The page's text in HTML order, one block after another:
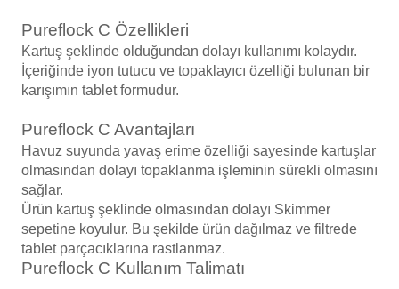
Süper Pool
Tuz
Havuz Robotu Yedek
Dalgıç Pompa
Dezenfeksiyon
Havuz Güvenlik
Pureflock C Özellikleri
Kartuş şeklinde olduğundan dolayı kullanımı kolaydır.
İçeriğinde iyon tutucu ve topaklayıcı özelliği bulunan bir
karışımın tablet formudur.
Pureflock C Avantajları
Havuz suyunda yavaş erime özelliği sayesinde kartuşlar
olmasından dolayı topaklanma işleminin sürekli olmasını
sağlar.
Ürün kartuş şeklinde olmasından dolayı Skimmer
sepetine koyulur. Bu şekilde ürün dağılmaz ve filtrede
tablet parçacıklarına rastlanmaz.
Pureflock C Kullanım Talimatı